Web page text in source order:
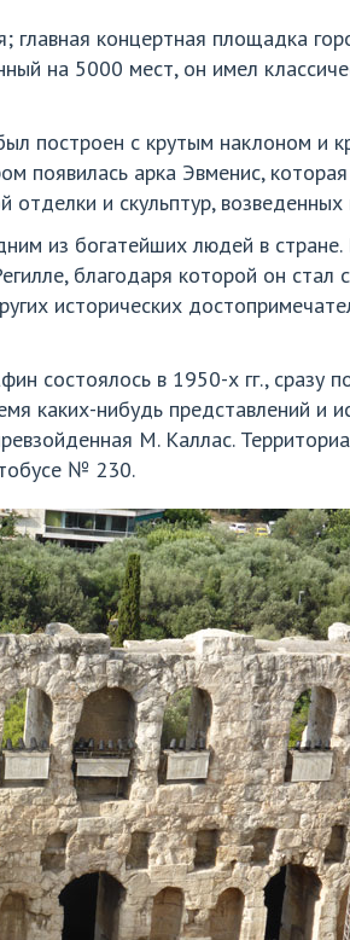
главная концертная площадка
на 5000 мест, он имел
построен с крутым наклоном и
появилась арка Эвменис,
и скульптур,
из богатейших людей в стране.
благодаря которой он стал
исторических
состоялось в 1950-х гг., сразу
каких-нибудь представлений и
М. Каллас.
№ 230.